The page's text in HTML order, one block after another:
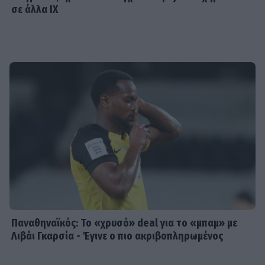
σε άλλα ΙΧ
Παναθηναϊκός: Το «χρυσό» deal για το «μπαμ» με
Λιβάι Γκαρσία - Έγινε ο πιο ακριβοπληρωμένος